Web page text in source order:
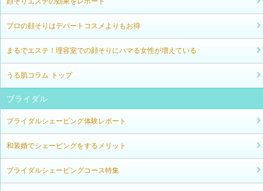
プロの顔そりはデパートコスメよりもお得
まるでエステ！理容室での顔そりにハマる女性が増えている
うる肌コラム トップ
ブライダル
ブライダルシェービング体験レポート
和装婚でシェービングをするメリット
ブライダルシェービングコース特集